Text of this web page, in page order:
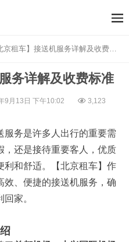
京租车】接送机服务详解及收费标准
务详解及收费标准
9月13日 下午10:02 3,123
服务是许多人出行的重要需
，还是接待重要客人，优质
利和舒适。【北京租车】作
效、便捷的接送机服务，确
家。